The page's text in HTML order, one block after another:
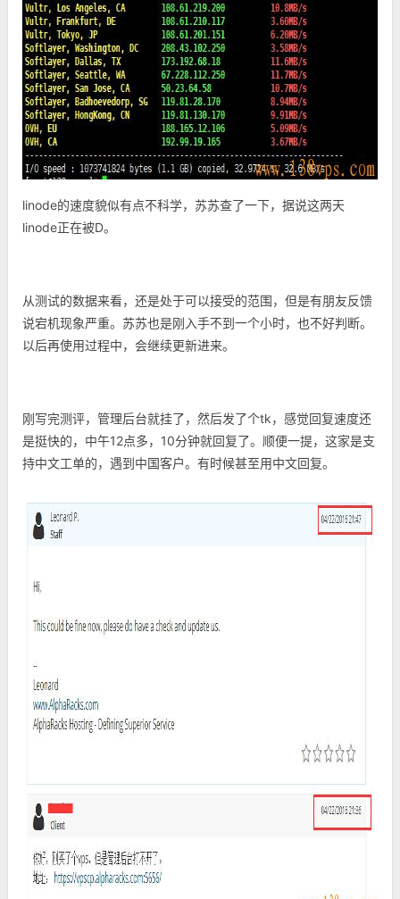
linode的速度貌似有点不科学，苏苏查了一下，据说这两天
linode正在被D。
从测试的数据来看，还是处于可以接受的范围，但是有朋友反馈
说宕机现象严重。苏苏也是刚入手不到一个小时，也不好判断。
以后再使用过程中，会继续更新进来。
刚写完测评，管理后台就挂了，然后发了个tk，感觉回复速度还
是挺快的，中午12点多，10分钟就回复了。顺便一提，这家是支
持中文工单的，遇到中国客户。有时候甚至用中文回复。